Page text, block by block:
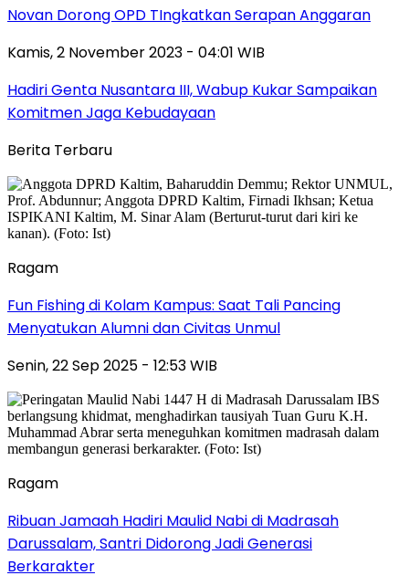
Novan Dorong OPD TIngkatkan Serapan Anggaran
Kamis, 2 November 2023 - 04:01 WIB
Hadiri Genta Nusantara III, Wabup Kukar Sampaikan
Komitmen Jaga Kebudayaan
Berita Terbaru
Ragam
Fun Fishing di Kolam Kampus: Saat Tali Pancing
Menyatukan Alumni dan Civitas Unmul
Senin, 22 Sep 2025 - 12:53 WIB
Ragam
Ribuan Jamaah Hadiri Maulid Nabi di Madrasah
Darussalam, Santri Didorong Jadi Generasi
Berkarakter